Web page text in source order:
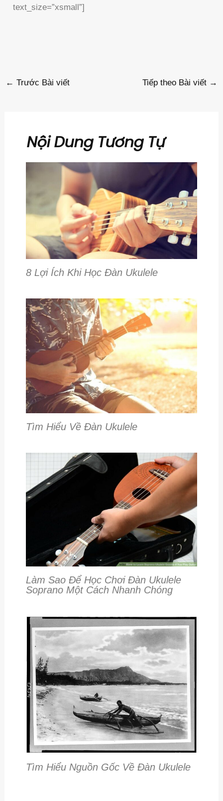
text_size=”xsmall”]
← Trước Bài viết Tiếp theo Bài viết →
Nội Dung Tương Tự
8 Lợi Ích Khi Học Đàn Ukulele
Tìm Hiểu Về Đàn Ukulele
Làm Sao Để Học Chơi Đàn Ukulele
Soprano Một Cách Nhanh Chóng
Tìm Hiểu Nguồn Gốc Về Đàn Ukulele